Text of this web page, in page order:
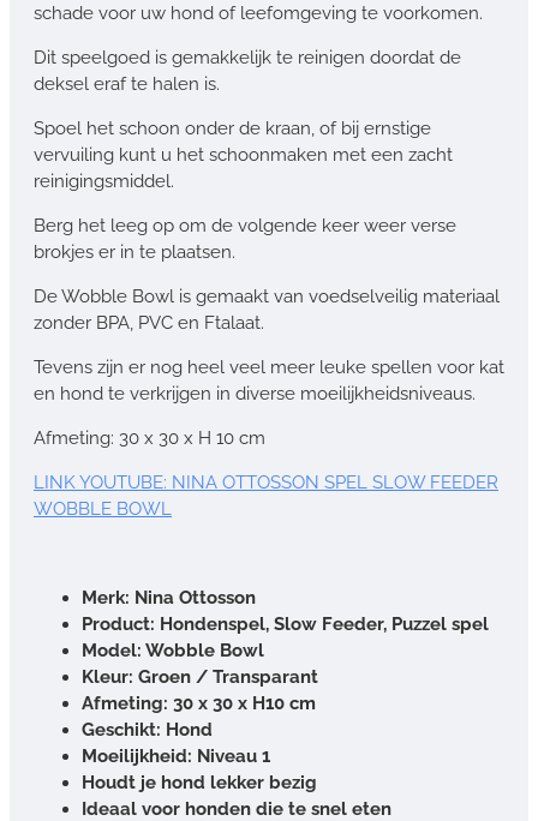
schade voor uw hond of leefomgeving te voorkomen.
Dit speelgoed is gemakkelijk te reinigen doordat de
deksel eraf te halen is.
Spoel het schoon onder de kraan, of bij ernstige
vervuiling kunt u het schoonmaken met een zacht
reinigingsmiddel.
Berg het leeg op om de volgende keer weer verse
brokjes er in te plaatsen.
De Wobble Bowl is gemaakt van voedselveilig materiaal
zonder BPA, PVC en Ftalaat.
Tevens zijn er nog heel veel meer leuke spellen voor kat
en hond te verkrijgen in diverse moeilijkheidsniveaus.
Afmeting: 30 x 30 x H 10 cm
LINK YOUTUBE: NINA OTTOSSON SPEL SLOW FEEDER
WOBBLE BOWL
Merk: Nina Ottosson
Product: Hondenspel, Slow Feeder, Puzzel spel
Model: Wobble Bowl
Kleur: Groen / Transparant
Afmeting: 30 x 30 x H10 cm
Geschikt: Hond
Moeilijkheid: Niveau 1
Houdt je hond lekker bezig
Ideaal voor honden die te snel eten